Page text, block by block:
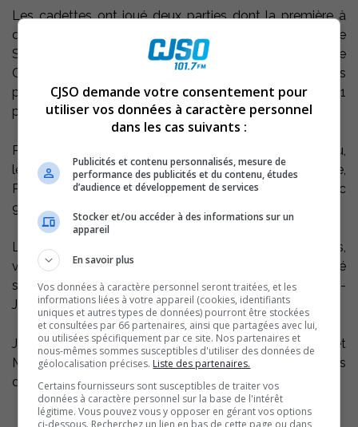
Les cadettes ont joué deux parties dont la première à
domicile, qu’elles ont remporté 63-40 contre le
Séminaire Saint-Joseph de Trois-Rivières. Laurence
Gratton et Pénélope Gromko ont été les meilleures
pointeuses de l’équipe, avec respectivement 16 et 11
points.
Puis lors de la deuxième rencontre disputée à Gatineau,
les Polypus se sont inclinées 82 à 44. Dans la défaite,
Pénéloppe Gromko a encore été la plus productive avec
9 points, comme Cindy Laliberté.
Les juvéniles jouaient également contre Trois-Rivières,
vendredi dernier à l’E.S.F.L. et elles complété le doublé
sorelois avec également une victoire contre Saint-
Joseph, 70-50.
Julie Dufresne (19 pts), Charline Mathieu (15 pts) et
Maripier Courchesne (10 pts) ont été les plus dominantes
des Polypus.
CJSO demande votre consentement pour
utiliser vos données à caractère personnel
dans les cas suivants :
Publicités et contenu personnalisés, mesure de
performance des publicités et du contenu, études
d’audience et développement de services
Stocker et/ou accéder à des informations sur un
appareil
En savoir plus
Vos données à caractère personnel seront traitées, et les
informations liées à votre appareil (cookies, identifiants
uniques et autres types de données) pourront être stockées
et consultées par 66 partenaires, ainsi que partagées avec lui,
ou utilisées spécifiquement par ce site. Nos partenaires et
nous-mêmes sommes susceptibles d'utiliser des données de
géolocalisation précises. Liste des partenaires.
Certains fournisseurs sont susceptibles de traiter vos
données à caractère personnel sur la base de l'intérêt
légitime. Vous pouvez vous y opposer en gérant vos options
ci-dessous. Recherchez un lien en bas de cette page ou dans